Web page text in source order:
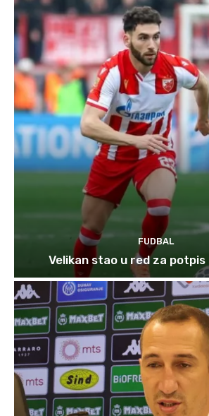
FUDBAL
Velikan stao u red za potpis